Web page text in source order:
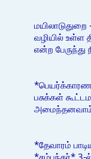
வழியில் உள்ள
என்ற
பசுக்கள்
*தேவாரம்
*சம்பந்தர்* 3-ல்